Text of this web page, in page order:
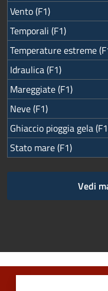
Vento (F1)
Temporali (F1)
Temperature estreme
Idraulica (F1)
Mareggiate (F1)
Neve (F1)
Ghiaccio pioggia gela
Stato mare (F1)
Vedi